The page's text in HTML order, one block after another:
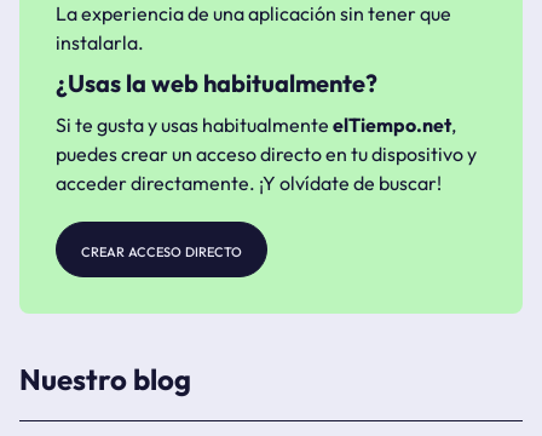
La experiencia de una aplicación sin tener que
instalarla.
¿Usas la web habitualmente?
Si te gusta y usas habitualmente elTiempo.net,
puedes crear un acceso directo en tu dispositivo y
acceder directamente. ¡Y olvídate de buscar!
crear acceso directo
Nuestro blog